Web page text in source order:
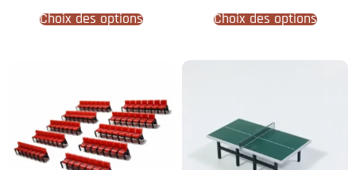
Choix des options Choix des options